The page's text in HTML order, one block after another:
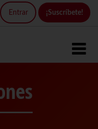
Entrar ¡Suscríbete!